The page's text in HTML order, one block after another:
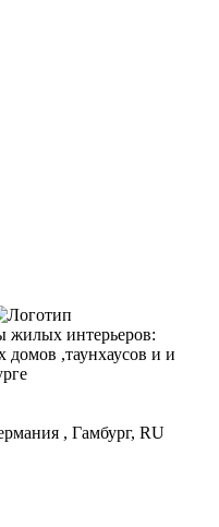
жилых интерьеров:
домов ,таунхаусов и и
, Гамбург, RU